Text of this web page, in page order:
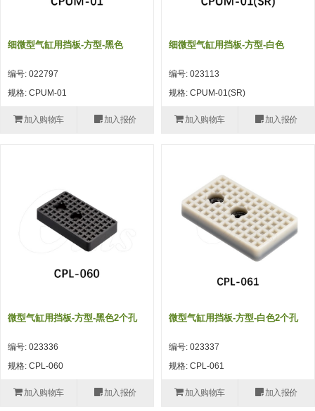
细微型气缸用挡板-方型-黑色
编号: 022797
规格: CPUM-01
加入购物车 加入报价
细微型气缸用挡板-方型-白色
编号: 023113
规格: CPUM-01(SR)
加入购物车 加入报价
微型气缸用挡板-方型-黑色2个孔
编号: 023336
规格: CPL-060
加入购物车 加入报价
微型气缸用挡板-方型-白色2个孔
编号: 023337
规格: CPL-061
加入购物车 加入报价
螺母 (10)
安装板・导轨・连接块・垫块・连
基础框架模组 (18)
限位模组 (4)
立体框架SUS方钢・方钢端盖・
连接金具 (15)
气管剪刀・扎带・固定座 (9)
调节器・按键阀・手动按键 (6)
限位开关 (2)
微型开关・限位开关 (6)
L型安装版(限位开关用) (4)
光电传感器 (2)
光电区域传感器 (1)
(8)
轻量化·树脂部品(汇流板) (4)
轻量化·树脂部品(钢管连接器) (4)
自动型快速交换用夹具
自动型快速交换用夹具-配件
自动型快速交换用夹具(多关节机
微型气缸用配件
矩形气缸用配件
缓冲材料
吸盘(嵌入式)
吸盘(螺丝固定式)
吸盘(自由式&十字&蛇纹)